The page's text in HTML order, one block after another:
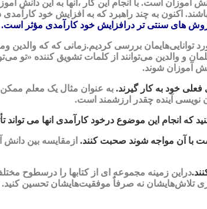
است. با انجام این کار ،آنها به این دانش
اکنون به چند راهبرد که به افزایش خود
های سنتی تر درافزایش خود کارآمدی مؤثر است.
بررسی کردیم.زمانی که که والدین
و والدین می‌توانند از کلمات تشویق کننده «تو
آموزان شوند.
فعلی خود به کار گیرند. به عنوان مثال یک معلم
نویسی آینده چقدر ارزشمند است.
انجام این موضوع درخود کارآمدی انها می تواند
با آن مواجه شوند صحبت کنند. ازمقایسه بین دانش
دراین زمینه مجموعه ای از کتابها را درسطوح
نه صرفاٌ موفقیت‌هایشان تحسین کنید.